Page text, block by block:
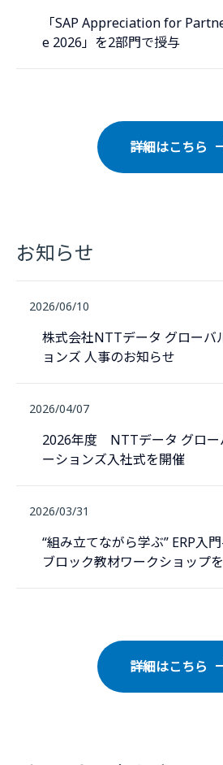
「SAP Appreciation for
e 2026」を2部門で授与
詳細はこちら
お知らせ
2026/06/10
株式会社NTTデータ グローバ
ョンズ 人事のお知らせ
2026/04/07
2026年度 NTTデータ グロー
ーションズ入社式を開催
2026/03/31
“組み立てながら学ぶ” ERP入
ブロック教材ワークショップ
詳細はこちら